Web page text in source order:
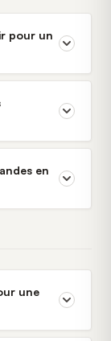
pour un
en
une